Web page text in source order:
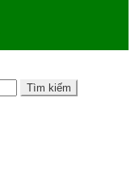
Tìm kiếm